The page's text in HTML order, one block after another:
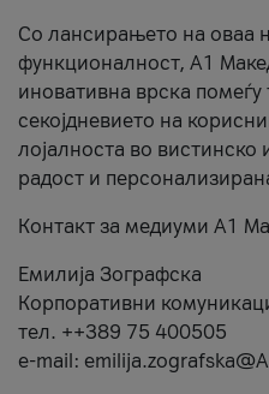
Со лансирањето на оваа
функционалност, А1
иновативна врска помеѓу
секојдневието на
лојалноста во вистинско
радост и
Контакт за медиуми А1
Емилија Зографска
Корпоративни
тел. ++389 75 400505
e-mail: